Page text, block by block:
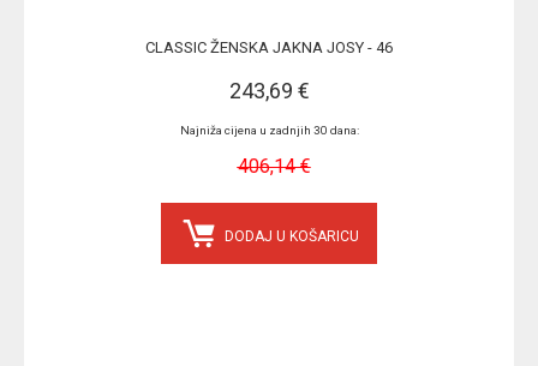
CLASSIC ŽENSKA JAKNA JOSY - 46
243,69 €
Najniža cijena u zadnjih 30 dana:
406,14 €
DODAJ U KOŠARICU